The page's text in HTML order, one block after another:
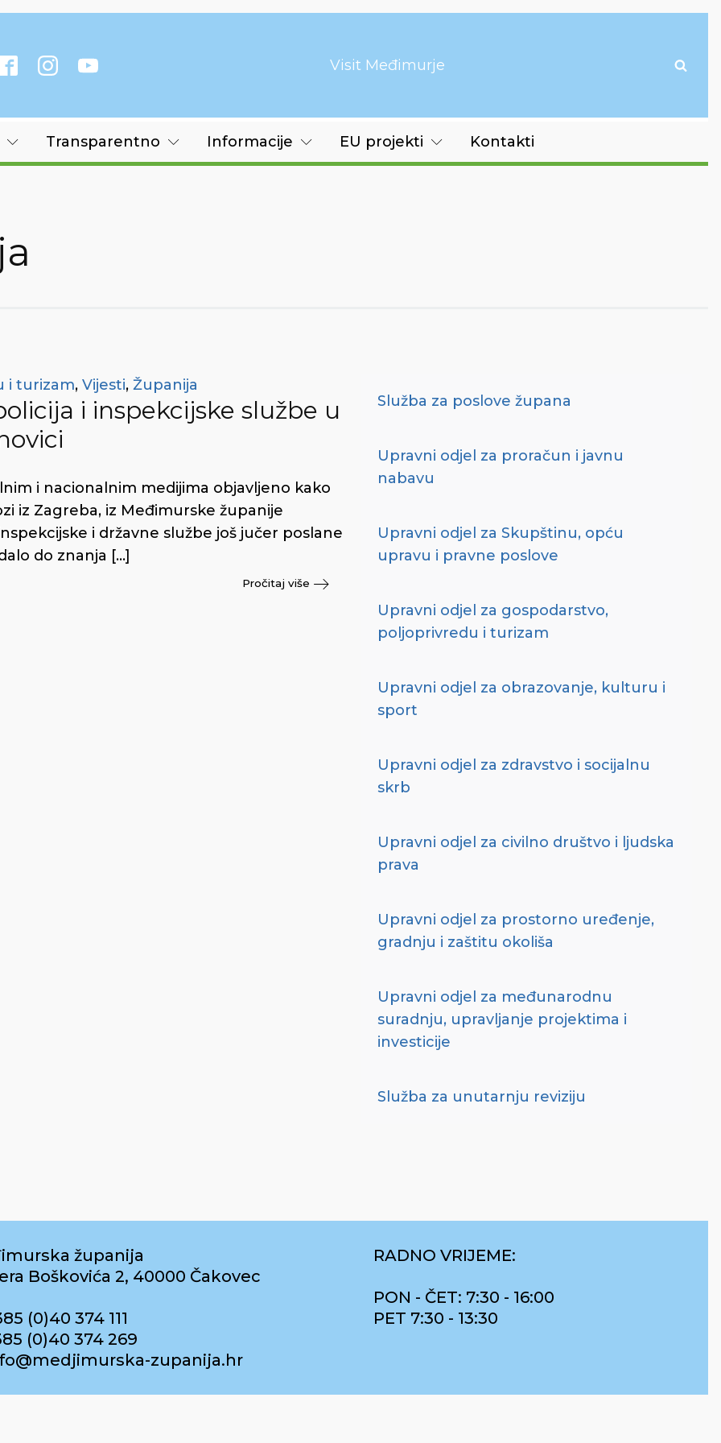
Visit Međimurje
Transparentno Informacije EU projekti Kontakti
i turizam, Vijesti, Županija
i inspekcijske službe u
i nacionalnim medijima objavljeno kako
iz Zagreba, iz Međimurske županije
i državne službe još jučer poslane
do znanja […]
Pročitaj više
Služba za poslove župana
Upravni odjel za proračun i javnu
nabavu
Upravni odjel za Skupštinu, opću
upravu i pravne poslove
Upravni odjel za gospodarstvo,
poljoprivredu i turizam
Upravni odjel za obrazovanje, kulturu i
sport
Upravni odjel za zdravstvo i socijalnu
skrb
Upravni odjel za civilno društvo i ljudska
prava
Upravni odjel za prostorno uređenje,
gradnju i zaštitu okoliša
Upravni odjel za međunarodnu
suradnju, upravljanje projektima i
investicije
Služba za unutarnju reviziju
županija
Boškovića 2, 40000 Čakovec
(0)40 374 111
(0)40 374 269
zupanija.hr
RADNO VRIJEME:
PON - ČET: 7:30 - 16:00
PET 7:30 - 13:30